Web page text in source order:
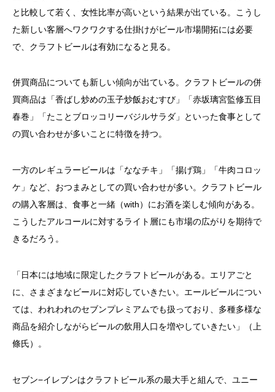
と比較して若く、女性比率が高いという結果が出ている。こうし
た新しい客層へワクワクする仕掛けがビール市場開拓には必要
で、クラフトビールは有効になると見る。
併買商品についても新しい傾向が出ている。クラフトビールの併
買商品は「香ばし炒めの玉子炒飯おむすび」「赤坂璃宮監修五目
春巻」「たことブロッコリーバジルサラダ」といった食事として
の買い合わせが多いことに特徴を持つ。
一方のレギュラービールは「ななチキ」「揚げ鶏」「牛肉コロッ
ケ」など、おつまみとしての買い合わせが多い。クラフトビール
の購入客層は、食事と一緒（with）にお酒を楽しむ傾向がある。
こうしたアルコールに対するライト層にも市場の広がりを期待で
きるだろう。
「日本には地域に限定したクラフトビールがある。エリアごと
に、さまざまなビールに対応していきたい。エールビールについ
ては、われわれのセブンプレミアムでも扱っており、多種多様な
商品を紹介しながらビールの飲用人口を増やしていきたい」（上
條氏）。
セブン−イレブンはクラフトビール系の最大手と組んで、ユニー